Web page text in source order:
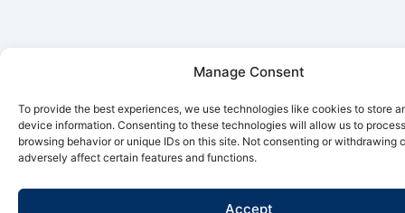
Manage Consent
To provide the best experiences, we use technologies like cookies to store
device information. Consenting to these technologies will allow us to
browsing behavior or unique IDs on this site. Not consenting or withdrawing
adversely affect certain features and functions.
Accept